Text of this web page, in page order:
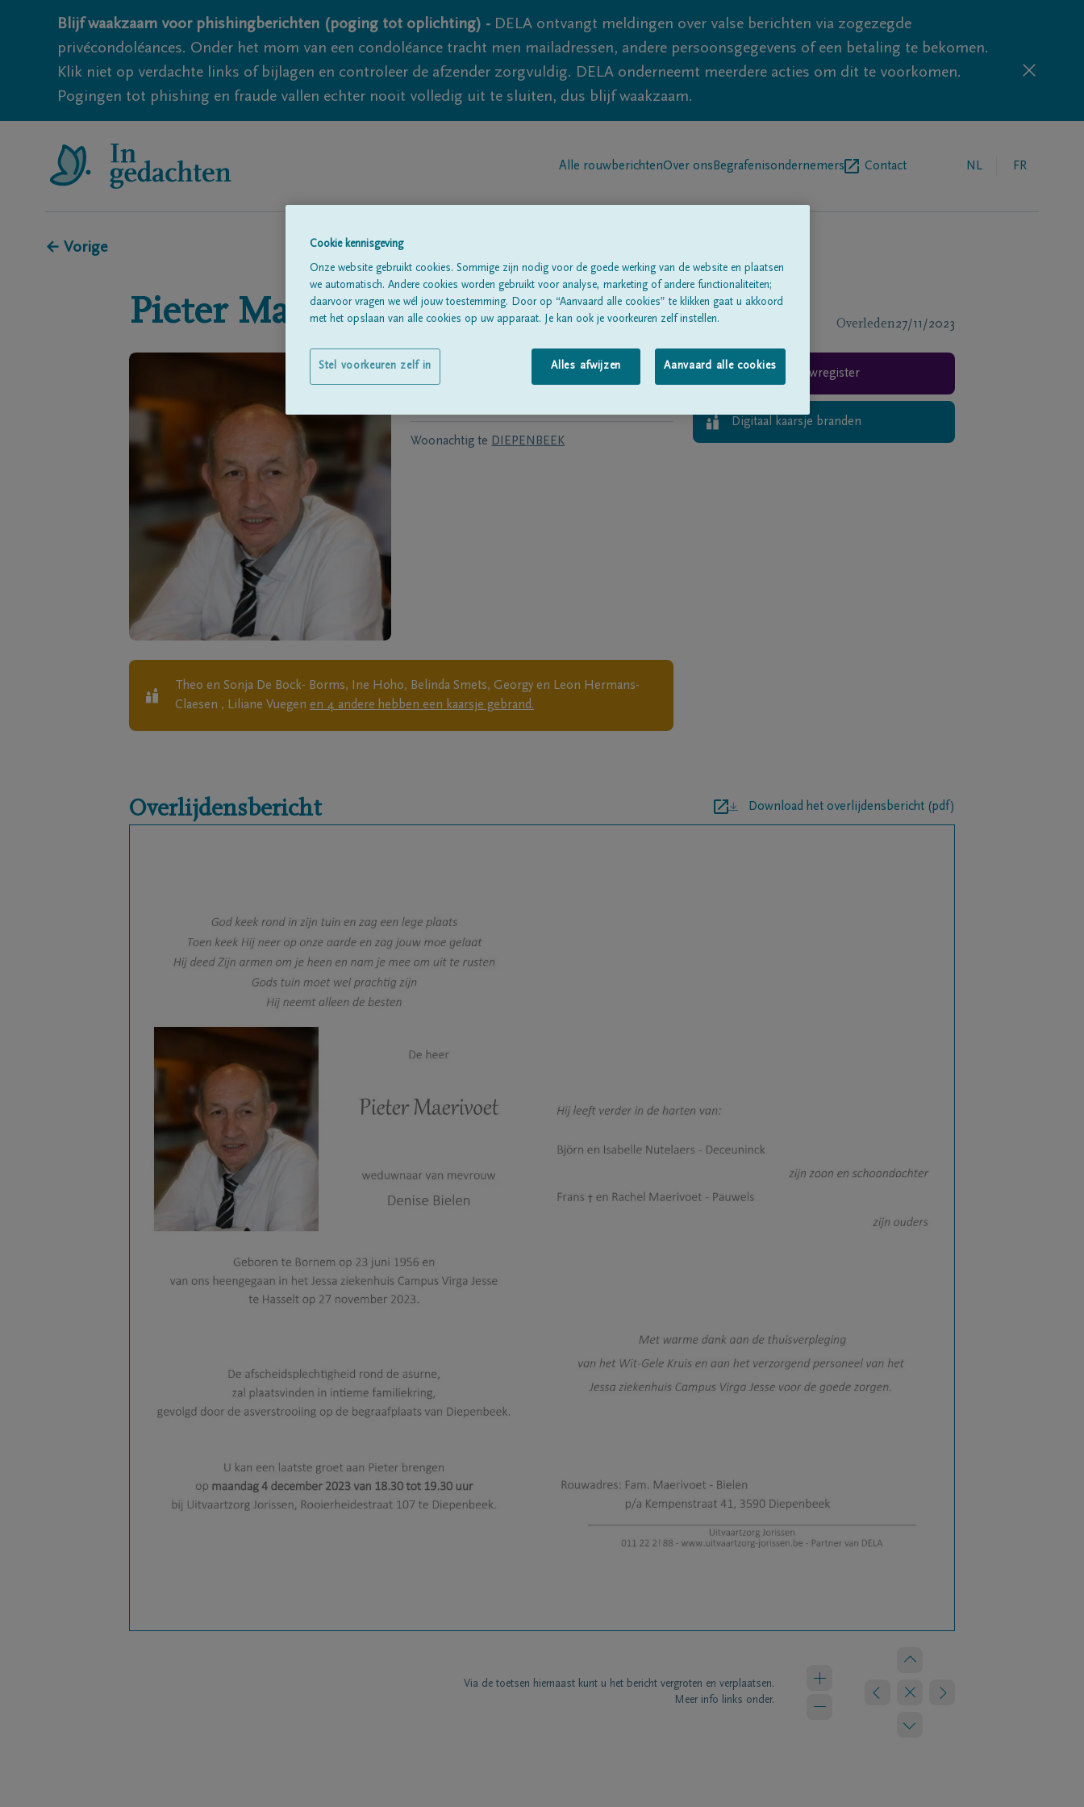
Blijf waakzaam voor phishingberichten (poging tot oplichting) - DELA ontvangt meldingen over valse berichten via zogezegde
privécondoléances. Onder het mom van een condoléance tracht men mailadressen, andere persoonsgegevens of een betaling te bekomen.
Klik niet op verdachte links of bijlagen en controleer de afzender zorgvuldig. DELA onderneemt meerdere acties om dit te voorkomen.
Pogingen tot phishing en fraude vallen echter nooit volledig uit te sluiten, dus blijf waakzaam.
Alle rouwberichtenOver ons Begrafenisondernemers Contact NL FR
← Vorige
Pieter Maerivoet Overleden27/11/2023
Geboren te 23/06/1956
Woonachtig te DIEPENBEEK
Theo en Sonja De Bock- Borms, Ine Hoho, Belinda Smets, Georgy en Leon Hermans-
Claesen , Liliane Vuegen en 4 andere hebben een kaarsje gebrand.
Rouwregister
Digitaal kaarsje branden
Overlijdensbericht Download het overlijdensbericht (pdf)
Via de toetsen hiernaast kunt u het bericht vergroten en verplaatsen.
Meer info links onder.
Cookie kennisgeving
Onze website gebruikt cookies. Sommige zijn nodig voor de goede werking van de website en plaatsen
we automatisch. Andere cookies worden gebruikt voor analyse, marketing of andere functionaliteiten;
daarvoor vragen we wél jouw toestemming. Door op “Aanvaard alle cookies” te klikken gaat u akkoord
met het opslaan van alle cookies op uw apparaat. Je kan ook je voorkeuren zelf instellen.
Alles afwijzen Aanvaard alle cookies
Stel voorkeuren zelf in